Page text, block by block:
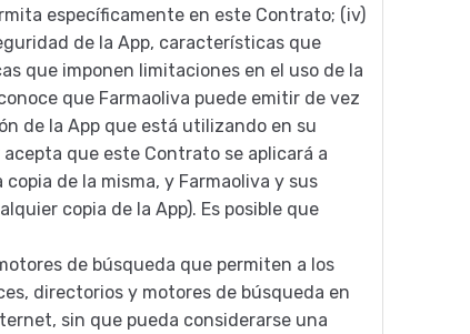
específicamente en este Contrato; (iv)
de la App, características que
que imponen limitaciones en el uso de la
que Farmaoliva puede emitir de vez
de la App que está utilizando en su
que este Contrato se aplicará a
de la misma, y Farmaoliva y sus
copia de la App). Es posible que
de búsqueda que permiten a los
directorios y motores de búsqueda en
sin que pueda considerarse una